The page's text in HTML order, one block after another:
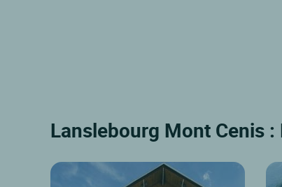
Lanslebourg Mont Cenis